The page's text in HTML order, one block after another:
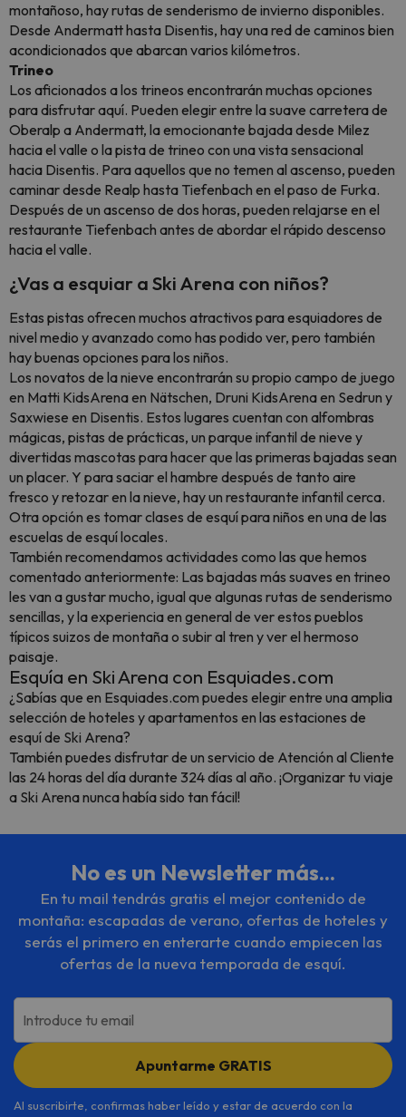
montañoso, hay rutas de senderismo de invierno disponibles.
Desde Andermatt hasta Disentis, hay una red de caminos bien
acondicionados que abarcan varios kilómetros.
Trineo
Los aficionados a los trineos encontrarán muchas opciones
para disfrutar aquí. Pueden elegir entre la suave carretera de
Oberalp a Andermatt, la emocionante bajada desde Milez
hacia el valle o la pista de trineo con una vista sensacional
hacia Disentis. Para aquellos que no temen al ascenso, pueden
caminar desde Realp hasta Tiefenbach en el paso de Furka.
Después de un ascenso de dos horas, pueden relajarse en el
restaurante Tiefenbach antes de abordar el rápido descenso
hacia el valle.
¿Vas a esquiar a Ski Arena con niños?
Estas pistas ofrecen muchos atractivos para esquiadores de
nivel medio y avanzado como has podido ver, pero también
hay buenas opciones para los niños.
Los novatos de la nieve encontrarán su propio campo de juego
en Matti KidsArena en Nätschen, Druni KidsArena en Sedrun y
Saxwiese en Disentis. Estos lugares cuentan con alfombras
mágicas, pistas de prácticas, un parque infantil de nieve y
divertidas mascotas para hacer que las primeras bajadas sean
un placer. Y para saciar el hambre después de tanto aire
fresco y retozar en la nieve, hay un restaurante infantil cerca.
Otra opción es tomar clases de esquí para niños en una de las
escuelas de esquí locales.
También recomendamos actividades como las que hemos
comentado anteriormente: Las bajadas más suaves en trineo
les van a gustar mucho, igual que algunas rutas de senderismo
sencillas, y la experiencia en general de ver estos pueblos
típicos suizos de montaña o subir al tren y ver el hermoso
paisaje.
Esquía en Ski Arena con Esquiades.com
¿Sabías que en Esquiades.com puedes elegir entre una amplia
selección de hoteles y apartamentos en las estaciones de
esquí de Ski Arena?
También puedes disfrutar de un servicio de Atención al Cliente
las 24 horas del día durante 324 días al año. ¡Organizar tu viaje
a Ski Arena nunca había sido tan fácil!
No es un Newsletter más...
En tu mail tendrás gratis el mejor contenido de
montaña: escapadas de verano, ofertas de hoteles y
serás el primero en enterarte cuando empiecen las
ofertas de la nueva temporada de esquí.
Introduce tu email
Apuntarme GRATIS
Al suscribirte, confirmas haber leído y estar de acuerdo con la